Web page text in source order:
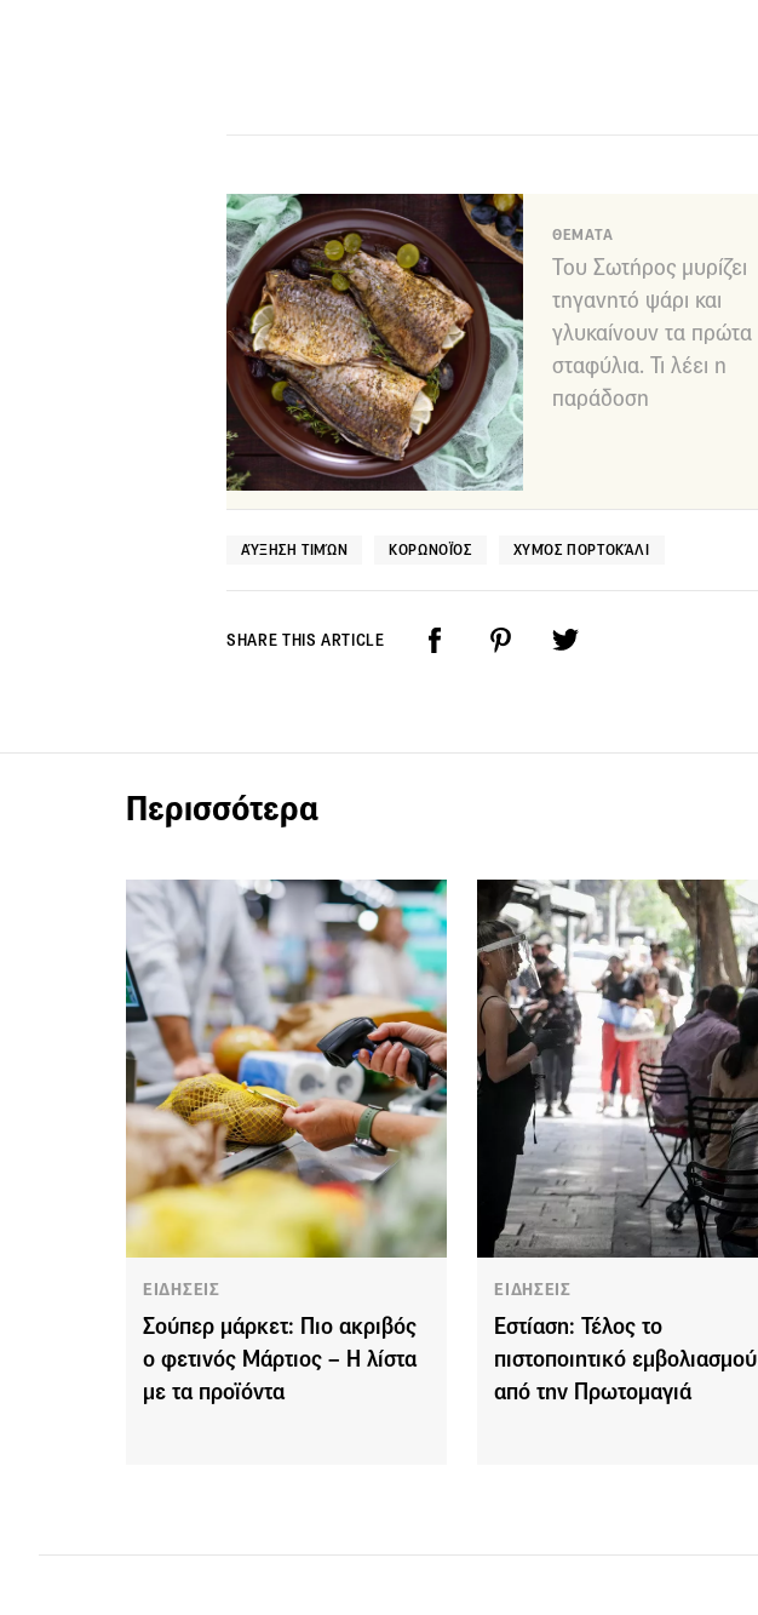
ΘΕΜΑΤΑ
Του Σωτήρος μυρίζει
τηγανητό ψάρι και
γλυκαίνουν τα πρώτα
σταφύλια. Τι λέει η
παράδοση
ΑΎΞΗΣΗ ΤΙΜΏΝ ΚΟΡΩΝΟΪΌΣ ΧΥΜΌΣ ΠΟΡΤΟΚΆΛΙ
SHARE THIS ARTICLE
Περισσότερα
ΕΙΔΗΣΕΙΣ
Σούπερ μάρκετ: Πιο ακριβός
ο φετινός Μάρτιος – Η λίστα
με τα προϊόντα
ΕΙΔΗΣΕΙΣ
Εστίαση: Τέλος το
πιστοποιητικό εμβολιασμού
από την Πρωτομαγιά